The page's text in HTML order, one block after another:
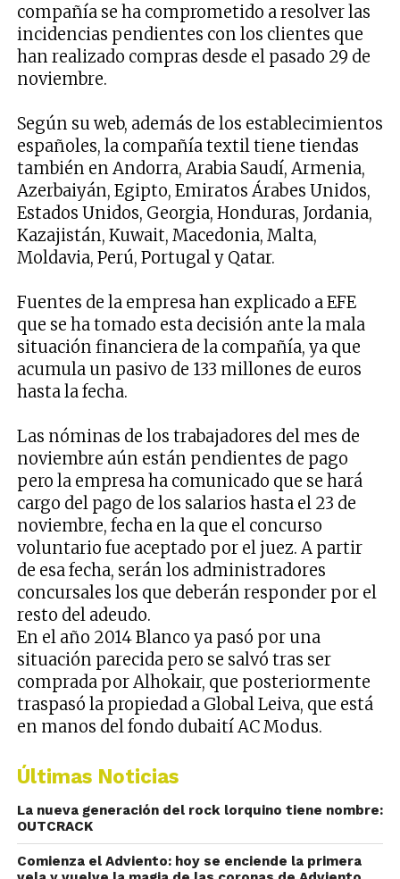
compañía se ha comprometido a resolver las
incidencias pendientes con los clientes que
han realizado compras desde el pasado 29 de
noviembre.
Según su web, además de los establecimientos
españoles, la compañía textil tiene tiendas
también en Andorra, Arabia Saudí, Armenia,
Azerbaiyán, Egipto, Emiratos Árabes Unidos,
Estados Unidos, Georgia, Honduras, Jordania,
Kazajistán, Kuwait, Macedonia, Malta,
Moldavia, Perú, Portugal y Qatar.
Fuentes de la empresa han explicado a EFE
que se ha tomado esta decisión ante la mala
situación financiera de la compañía, ya que
acumula un pasivo de 133 millones de euros
hasta la fecha.
Las nóminas de los trabajadores del mes de
noviembre aún están pendientes de pago
pero la empresa ha comunicado que se hará
cargo del pago de los salarios hasta el 23 de
noviembre, fecha en la que el concurso
voluntario fue aceptado por el juez. A partir
de esa fecha, serán los administradores
concursales los que deberán responder por el
resto del adeudo.
En el año 2014 Blanco ya pasó por una
situación parecida pero se salvó tras ser
comprada por Alhokair, que posteriormente
traspasó la propiedad a Global Leiva, que está
en manos del fondo dubaití AC Modus.
Últimas Noticias
La nueva generación del rock lorquino tiene nombre:
OUTCRACK
Comienza el Adviento: hoy se enciende la primera